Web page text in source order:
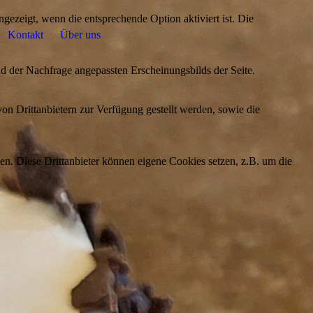
Kontakt Über uns
wenn die entsprechende Option aktiviert ist. Die
Nachfrage angepassten Erscheinungsbilds der Seite.
Drittanbietern zur Verfügung gestellt werden, sowie die
Diese Drittanbieter können eigene Cookies setzen, z.B. um die